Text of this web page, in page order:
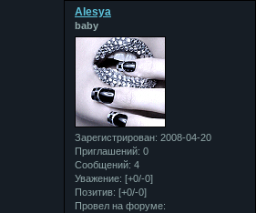
Alesya
baby
Зарегистрирован: 2008-04-20
Приглашений: 0
Сообщений: 4
Уважение: [+0/-0]
Позитив: [+0/-0]
Провел на форуме: